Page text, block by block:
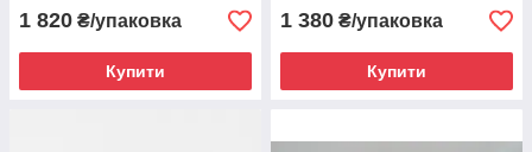
1 820 ₴/упаковка
Купити
1 380 ₴/упаковка
Купити